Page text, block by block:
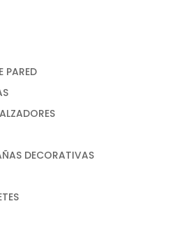
PARED
DECORATIVAS